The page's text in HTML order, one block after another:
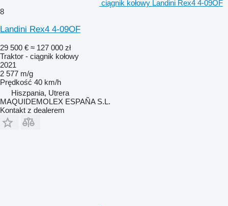
ciągnik kołowy Landini Rex4 4-09OF
8
Landini Rex4 4-09OF
29 500 € ≈ 127 000 zł
Traktor - ciągnik kołowy
2021
2 577 m/g
Prędkość 40 km/h
Hiszpania, Utrera
MAQUIDEMOLEX ESPAÑA S.L.
Kontakt z dealerem